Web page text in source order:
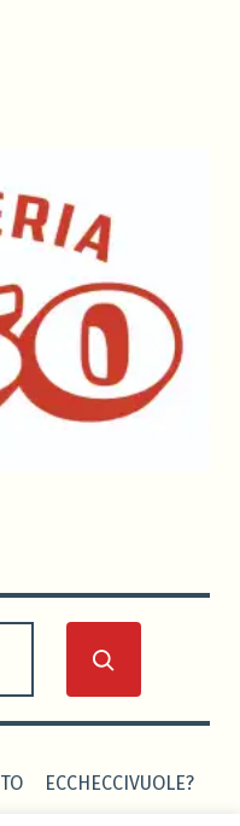
ECCHECCIVUOLE?